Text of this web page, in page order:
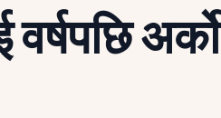
अर्को